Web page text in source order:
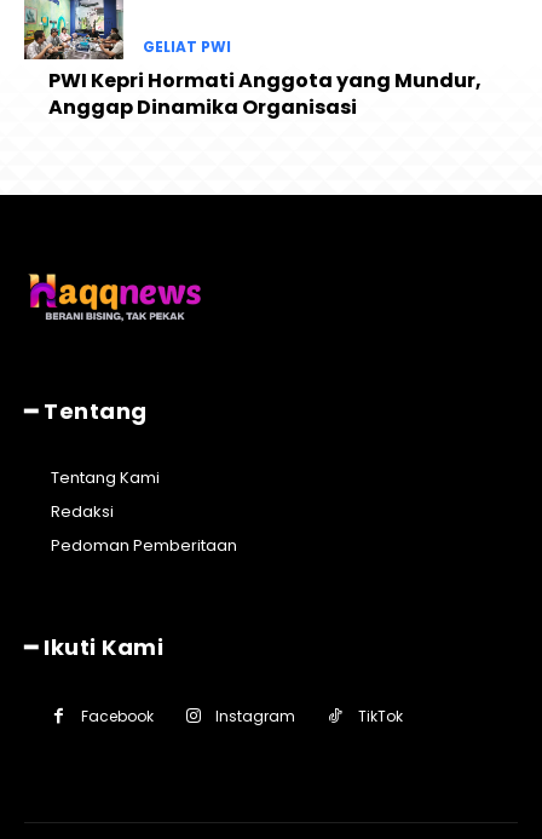
GELIAT PWI
PWI Kepri Hormati Anggota yang Mundur,
Anggap Dinamika Organisasi
━ Tentang
Tentang Kami
Redaksi
Pedoman Pemberitaan
━ Ikuti Kami
Facebook Instagram TikTok